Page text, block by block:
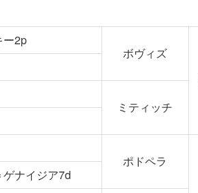
ー2p
ボヴィズ
ミティッチ
ポドペラ
ナイジア7d